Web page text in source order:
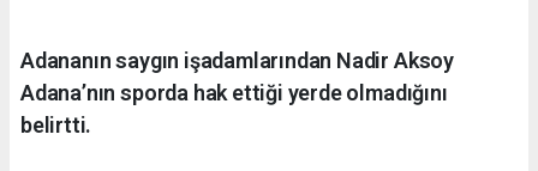
Adananın saygın işadamlarından Nadir Aksoy
Adana’nın sporda hak ettiği yerde olmadığını
belirtti.